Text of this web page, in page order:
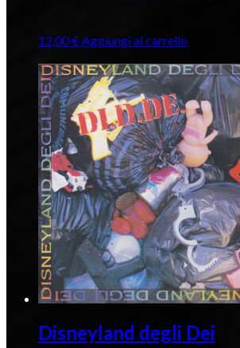
12,00€ Aggiungi al carrello
Disneyland degli Dei